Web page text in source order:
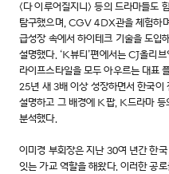
<다 이루어질지니> 등의 드라마들도
탐구했으며, CGV 4DX관을 체험하
급성장 속에서 하이테크 기술을 도입
설명했다. ‘K뷰티’편에서는 CJ올리
라이프스타일을 모두 아우르는 대표
25년 새 3배 이상 성장하면서 한국이
설명하고 그 배경에 K팝, K드라마 등
분석했다.
이미경 부회장은 지난 30여 년간 한
잇는 가교 역할을 해왔다. 이러한 공